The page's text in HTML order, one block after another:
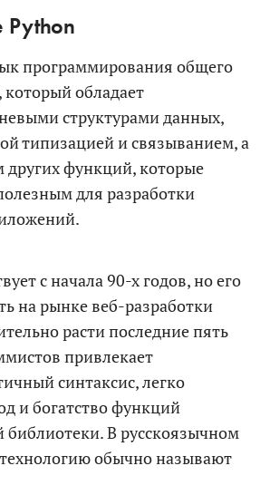
Python
программирования общего
обладает
структурами данных,
типизацией и связыванием, а
других функций, которые
для разработки
с начала 90-х годов, но его
на рынке веб-разработки
расти последние пять
привлекает
синтаксис, легко
и богатство функций
библиотеки. В русскоязычном
обычно называют
СМЕТЫ
ГОТОВО!